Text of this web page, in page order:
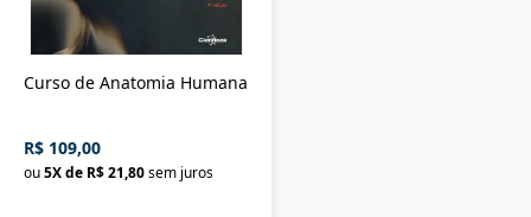
Curso de Anatomia Humana
R$ 109,00
ou5X de R$ 21,80sem juros